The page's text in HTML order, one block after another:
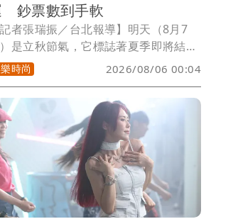
鈔票數到手軟
記者張瑞振／台北報導】明天（8月7
是立秋節氣，它標誌著夏季即將結
秋季的開始，古人有「秋收冬藏」之
而夏末秋初季節轉換之際，正是大自
收的時刻，有些人的荷包也即將跟著
水，這段期間生活氛圍煥然一新，彷
啟隱藏版的聚寶盆，無論每天辛苦上
是四處奔波，都有極高機率迎來令人
的財富大爆發，小孟塔羅雲蔚老師揭
下5個星座將在立秋節氣前後迎接鈔
到手軟的日子。
時尚 2026/08/06 00:04